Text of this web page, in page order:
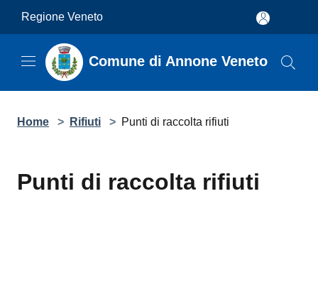
Salta al contenuto principale
Regione Veneto
Comune di Annone Veneto
Home > Rifiuti > Punti di raccolta rifiuti
Punti di raccolta rifiuti